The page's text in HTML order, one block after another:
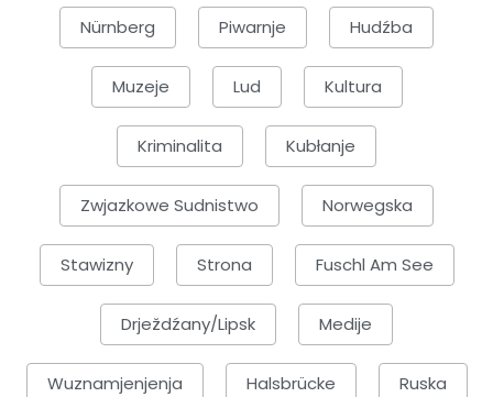
Nürnberg Piwarnje Hudźba
Muzeje Lud Kultura
Kriminalita Kubłanje
Zwjazkowe Sudnistwo Norwegska
Stawizny Strona Fuschl Am See
Drježdźany/Lipsk Medije
Wuznamjenjenja Halsbrücke Ruska